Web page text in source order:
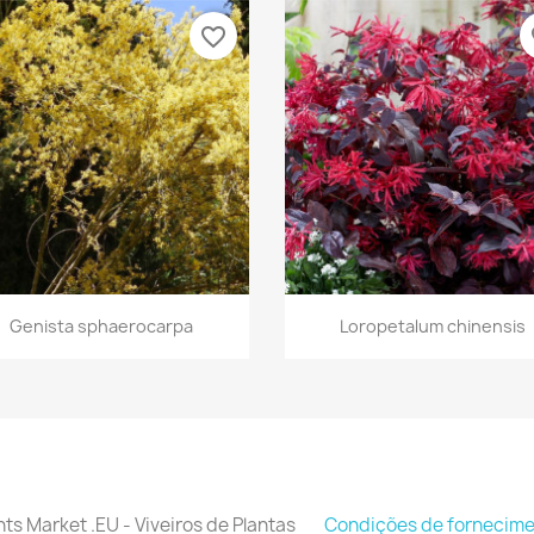
Vista rápida
Genista sphaerocarpa
favorite_border
Vista rápida
Loropetalum chinensis
Market .EU - Viveiros de Plantas Condições de